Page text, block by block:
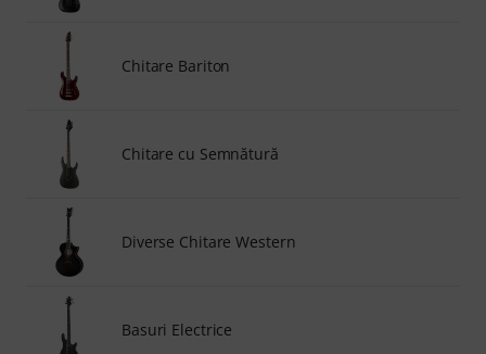
Chitare Bariton
Chitare cu Semnătură
Diverse Chitare Western
Basuri Electrice